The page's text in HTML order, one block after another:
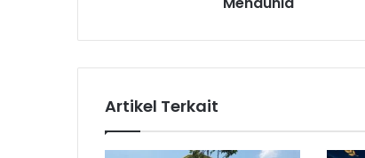
a
M
K
M
Artikel Terkait